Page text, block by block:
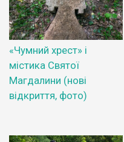
«Чумний хрест» і
містика Святої
Магдалини (нові
відкриття, фото)